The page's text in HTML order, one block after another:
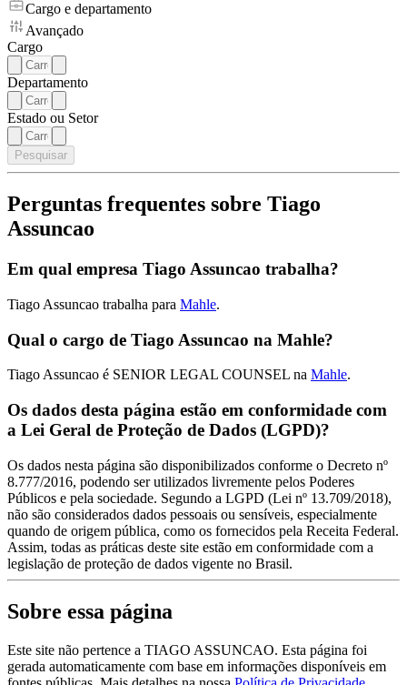
Cargo e departamento
Avançado
Cargo
Departamento
Estado ou Setor
Pesquisar
Perguntas frequentes sobre Tiago
Assuncao
Em qual empresa Tiago Assuncao trabalha?
Tiago Assuncao trabalha para Mahle.
Qual o cargo de Tiago Assuncao na Mahle?
Tiago Assuncao é SENIOR LEGAL COUNSEL na Mahle.
Os dados desta página estão em conformidade com
a Lei Geral de Proteção de Dados (LGPD)?
Os dados nesta página são disponibilizados conforme o Decreto nº
8.777/2016, podendo ser utilizados livremente pelos Poderes
Públicos e pela sociedade. Segundo a LGPD (Lei nº 13.709/2018),
não são considerados dados pessoais ou sensíveis, especialmente
quando de origem pública, como os fornecidos pela Receita Federal.
Assim, todas as práticas deste site estão em conformidade com a
legislação de proteção de dados vigente no Brasil.
Sobre essa página
Este site não pertence a TIAGO ASSUNCAO. Esta página foi
gerada automaticamente com base em informações disponíveis em